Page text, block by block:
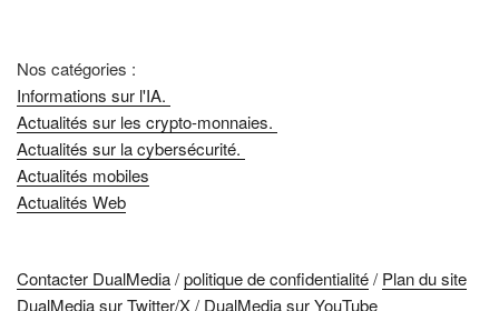
Nos catégories :
Informations sur l'IA.
Actualités sur les crypto-monnaies.
Actualités sur la cybersécurité.
Actualités mobiles
Actualités Web
Contacter DualMedia/politique de confidentialité/ Plan du site
DualMedia sur Twitter/X/ DualMedia sur YouTube